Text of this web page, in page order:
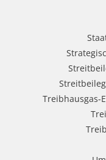
Treibhausgas-